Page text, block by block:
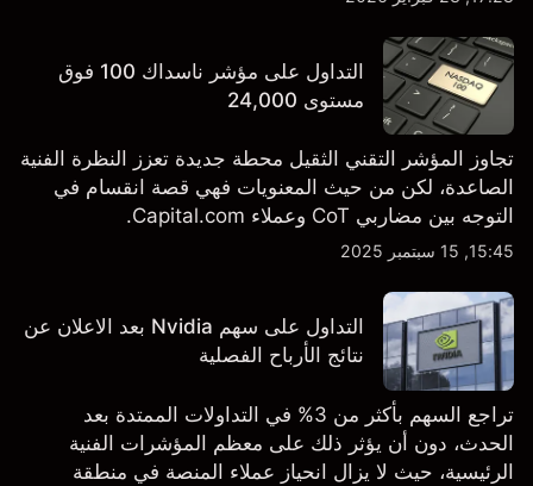
التداول على مؤشر ناسداك 100 فوق
مستوى 24,000
تجاوز المؤشر التقني الثقيل محطة جديدة تعزز النظرة الفنية
الصاعدة، لكن من حيث المعنويات فهي قصة انقسام في
التوجه بين مضاربي CoT وعملاء Capital.com.
15:45, 15 سبتمبر 2025
التداول على سهم Nvidia بعد الاعلان عن
نتائج الأرباح الفصلية
تراجع السهم بأكثر من 3% في التداولات الممتدة بعد
الحدث، دون أن يؤثر ذلك على معظم المؤشرات الفنية
الرئيسية، حيث لا يزال انحياز عملاء المنصة في منطقة